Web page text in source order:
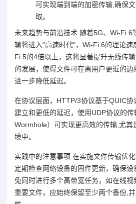
可实现端到端的加密传输,确保
取。
未来趋势与前沿技术 随着5G、Wi-Fi 6
输将进入"高速时代"，Wi-Fi 6的理论速
Fi 5的4倍以上，这将显著提升无线传
的发展，使得文件可在离用户更近的边
进一步降低延迟。
在协议层面，HTTP/3协议基于QUIC
建立和更低的延迟，使用UDP协议的
Wormhole）可实现更高效的传输,尤其
境中。
实践中的注意事项 在实施文件传输优化
定期检查网络设备的固件更新，确保
免同时进行多个高带宽任务，如在线
重要文件，应始终保留至少两个备份,